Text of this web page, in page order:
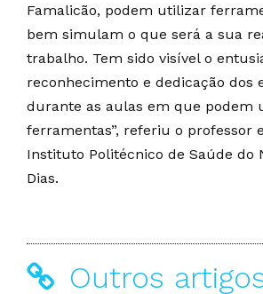
Famalicão, podem utilizar
bem simulam o que será a sua
trabalho. Tem sido visível o
reconhecimento e dedicação dos
durante as aulas em que podem
ferramentas”, referiu o professor
Instituto Politécnico de Saúde do
Dias.
Outros